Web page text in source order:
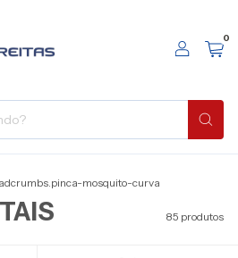
0
mosquito-curva
85 produtos